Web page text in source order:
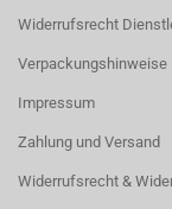
Widerrufsrecht
Verpackungshinweise
Impressum
Zahlung und Versand
Widerrufsrecht &